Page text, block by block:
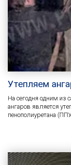
Утепляем
На сегодня одним из
ангаров является
пенополиуретана